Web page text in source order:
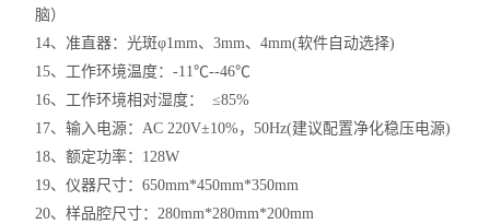
脑）
14、准直器：光斑φ1mm、3mm、4mm(软件自动选择)
15、工作环境温度：-11℃--46℃
16、工作环境相对湿度： ≤85%
17、输入电源：AC 220V±10%，50Hz(建议配置净化稳压电源)
18、额定功率：128W
19、仪器尺寸：650mm*450mm*350mm
20、样品腔尺寸：280mm*280mm*200mm